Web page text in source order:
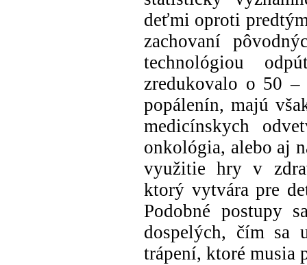
deťmi oproti
zachovaní
technológiou
zredukovalo o 50
popálenín, majú
medicínskych
onkológia, alebo aj
využitie hry v
ktorý vytvára pre
Podobné postupy
dospelých, čím sa
trápení, ktoré musia